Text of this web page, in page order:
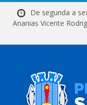
De segunda a
Ananias Vicente